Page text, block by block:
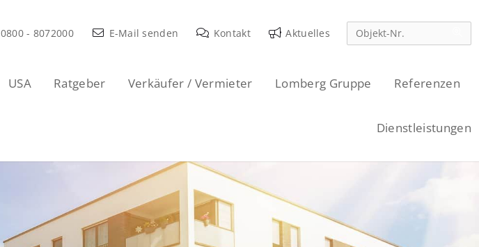
0800 - 8072000 E-Mail senden Kontakt Aktuelles
USA Ratgeber Verkäufer / Vermieter Lomberg Gruppe Referenzen
Dienstleistungen